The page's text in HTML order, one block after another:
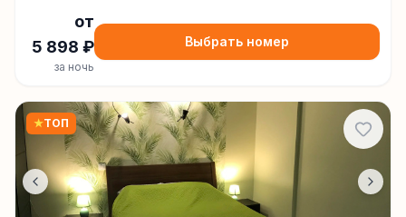
от
5 898 ₽
за ночь
Выбрать номер
★ТОП